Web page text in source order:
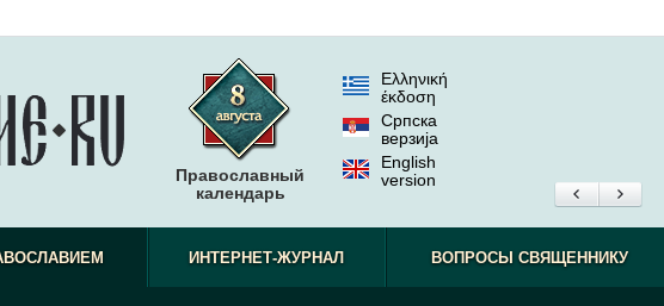
Православный
календарь
Ελληνική
έκδοση
Српска
верзиjа
English
version
ИНТЕРНЕТ-ЖУРНАЛ ВОПРОСЫ СВЯЩЕННИКУ